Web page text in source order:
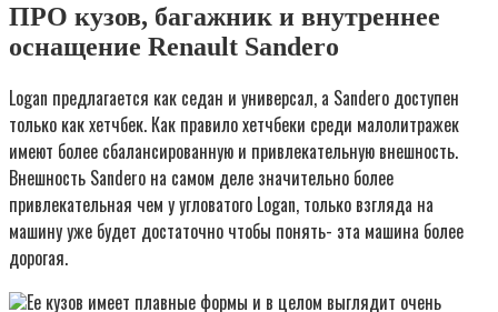
ПРО кузов, багажник и внутреннее
оснащение Renault Sandero
Logan предлагается как седан и универсал, а Sandero доступен
только как хетчбек. Как правило хетчбеки среди малолитражек
имеют более сбалансированную и привлекательную внешность.
Внешность Sandero на самом деле значительно более
привлекательная чем у угловатого Logan, только взгляда на
машину уже будет достаточно чтобы понять- эта машина более
дорогая.
Ее кузов имеет плавные формы и в целом выглядит очень